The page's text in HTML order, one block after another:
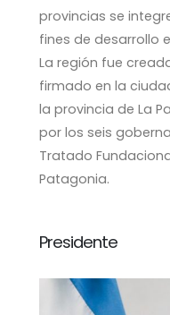
provincias se
fines de desarrollo
La región fue
firmado en la
la provincia de La
por los seis
Tratado
Patagonia.
Presidente